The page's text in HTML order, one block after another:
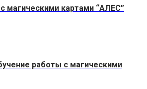
магическими картами “АЛЕС”
работы с магическими